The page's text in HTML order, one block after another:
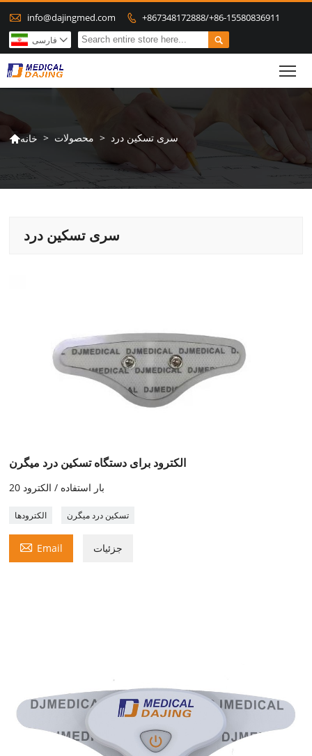
 info@dajingmed.com  +867348172888/+86-15580836911
 فارسی 
خانه > محصولات > سری تسکین درد
سری تسکین درد
الکترود برای دستگاه تسکین درد میگرن
20 بار استفاده / الکترود
الکترودها تسکین درد میگرن
 Email جزئیات